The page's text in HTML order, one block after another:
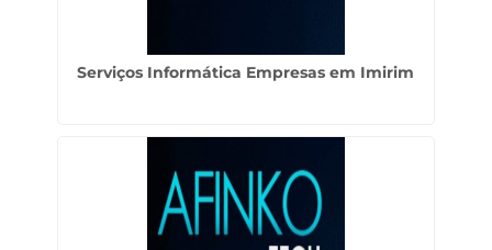
Serviços Informática Empresas em Imirim